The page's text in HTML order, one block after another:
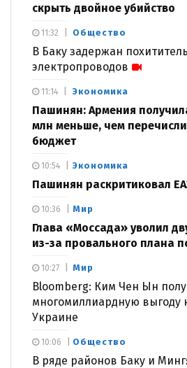
скрыть двойное убийство
Общество
В Баку задержан похититель
электропроводов
11:32
Экономика
Пашинян: Армения
млн меньше, чем
бюджет
11:14
Экономика
Пашинян раскритиковал
10:54
Мир
Глава «Моссада» уволил
из-за провального плана
10:36
Мир
Bloomberg: Ким Чен Ын
многомиллиардную выгоду
Украине
10:27
Общество
В ряде районов Баку и
10:06